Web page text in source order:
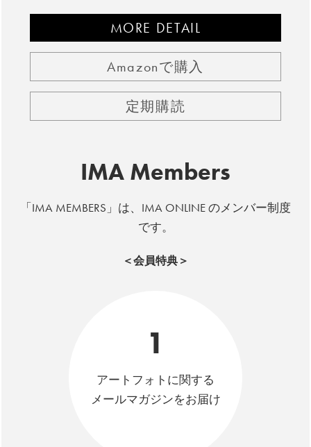
MORE DETAIL
Amazonで購入
定期購読
IMA Members
「IMA MEMBERS」は、IMA ONLINE のメンバー制度
です。
＜会員特典＞
1
アートフォトに関する
メールマガジンをお届け